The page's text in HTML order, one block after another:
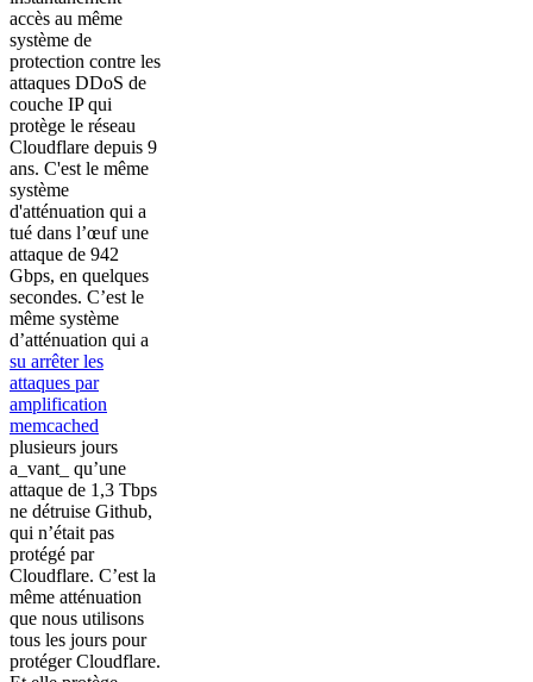
accès au même
système de
protection contre les
attaques DDoS de
couche IP qui
protège le réseau
Cloudflare depuis 9
ans. C'est le même
système
d'atténuation qui a
tué dans l’œuf une
attaque de 942
Gbps, en quelques
secondes. C’est le
même système
d’atténuation qui a
su arrêter les
attaques par
amplification
memcached
plusieurs jours
a_vant_ qu’une
attaque de 1,3 Tbps
ne détruise Github,
qui n’était pas
protégé par
Cloudflare. C’est la
même atténuation
que nous utilisons
tous les jours pour
protéger Cloudflare.